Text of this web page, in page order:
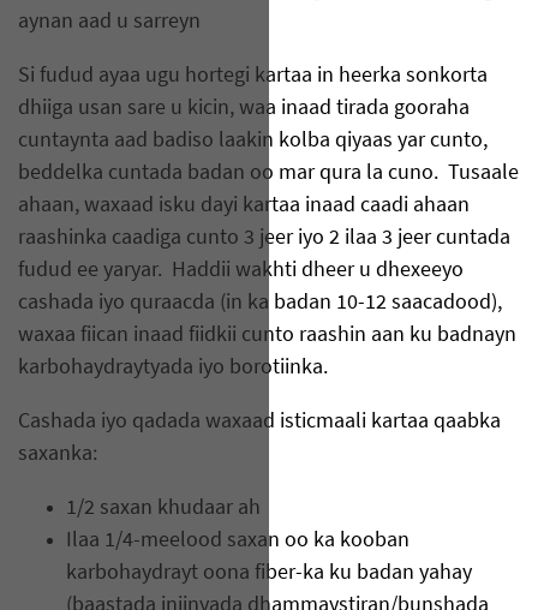
aynan aad u sarreyn
Si fudud ayaa ugu hortegi kartaa in heerka sonkorta
dhiiga usan sare u kicin, waa inaad tirada gooraha
cuntaynta aad badiso laakin kolba qiyaas yar cunto,
beddelka cuntada badan oo mar qura la cuno. Tusaale
ahaan, waxaad isku dayi kartaa inaad caadi ahaan
raashinka caadiga cunto 3 jeer iyo 2 ilaa 3 jeer cuntada
fudud ee yaryar. Haddii wakhti dheer u dhexeeyo
cashada iyo quraacda (in ka badan 10-12 saacadood),
waxaa fiican inaad fiidkii cunto raashin aan ku badnayn
karbohaydraytyada iyo borotiinka.
Cashada iyo qadada waxaad isticmaali kartaa qaabka
saxanka:
1/2 saxan khudaar ah
Ilaa 1/4-meelood saxan oo ka kooban
karbohaydrayt oona fiber-ka ku badan yahay